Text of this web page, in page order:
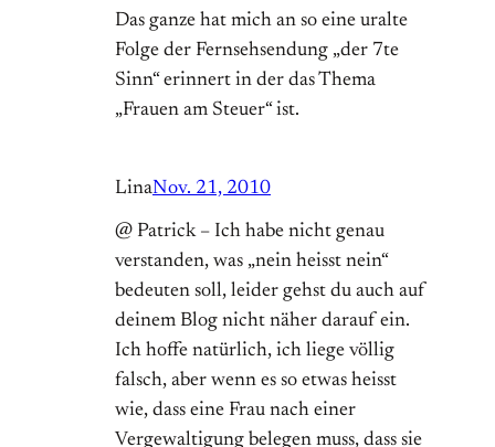
Das ganze hat mich an so eine uralte
Folge der Fernsehsendung „der 7te
Sinn“ erinnert in der das Thema
„Frauen am Steuer“ ist.
LinaNov. 21, 2010
@ Patrick – Ich habe nicht genau
verstanden, was „nein heisst nein“
bedeuten soll, leider gehst du auch auf
deinem Blog nicht näher darauf ein.
Ich hoffe natürlich, ich liege völlig
falsch, aber wenn es so etwas heisst
wie, dass eine Frau nach einer
Vergewaltigung belegen muss, dass sie